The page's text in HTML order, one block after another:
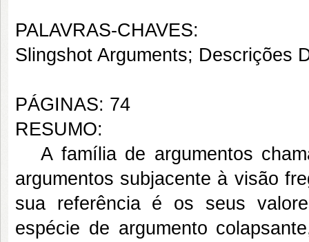
PALAVRAS-CHAVES:
Slingshot Arguments; Descrições
PÁGINAS: 74
RESUMO:
A família de argumentos
argumentos subjacente à visão
sua referência é os seus
espécie de argumento